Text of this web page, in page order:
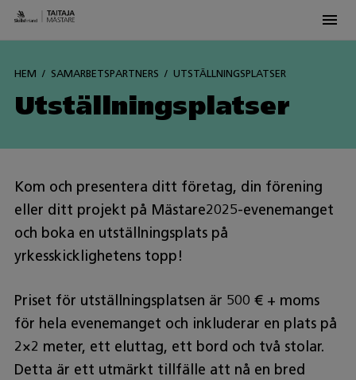
HEM SAMARBETSPARTNERS UTSTÄLLNINGSPLATSER
Utställningsplatser
Kom och presentera ditt företag, din förening
eller ditt projekt på Mästare2025-evenemanget
och boka en utställningsplats på
yrkesskicklighetens topp!
Priset för utställningsplatsen är 500 € + moms
för hela evenemanget och inkluderar en plats på
2×2 meter, ett eluttag, ett bord och två stolar.
Detta är ett utmärkt tillfälle att nå en bred